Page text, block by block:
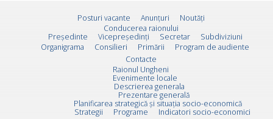
Posturi vacante Anunțuri
Noutăți
Conducerea raionului
Preşedinte
Vicepreşedinţi Secretar
Subdiviziuni
Organigrama
Consilieri Primării
Program de audiente
Contacte
Raionul Ungheni
Evenimente locale
Descrierea generala
Prezentare generală
Planificarea strategică și situația socio-economică
Strategii
Programe
Indicatori socio-economici